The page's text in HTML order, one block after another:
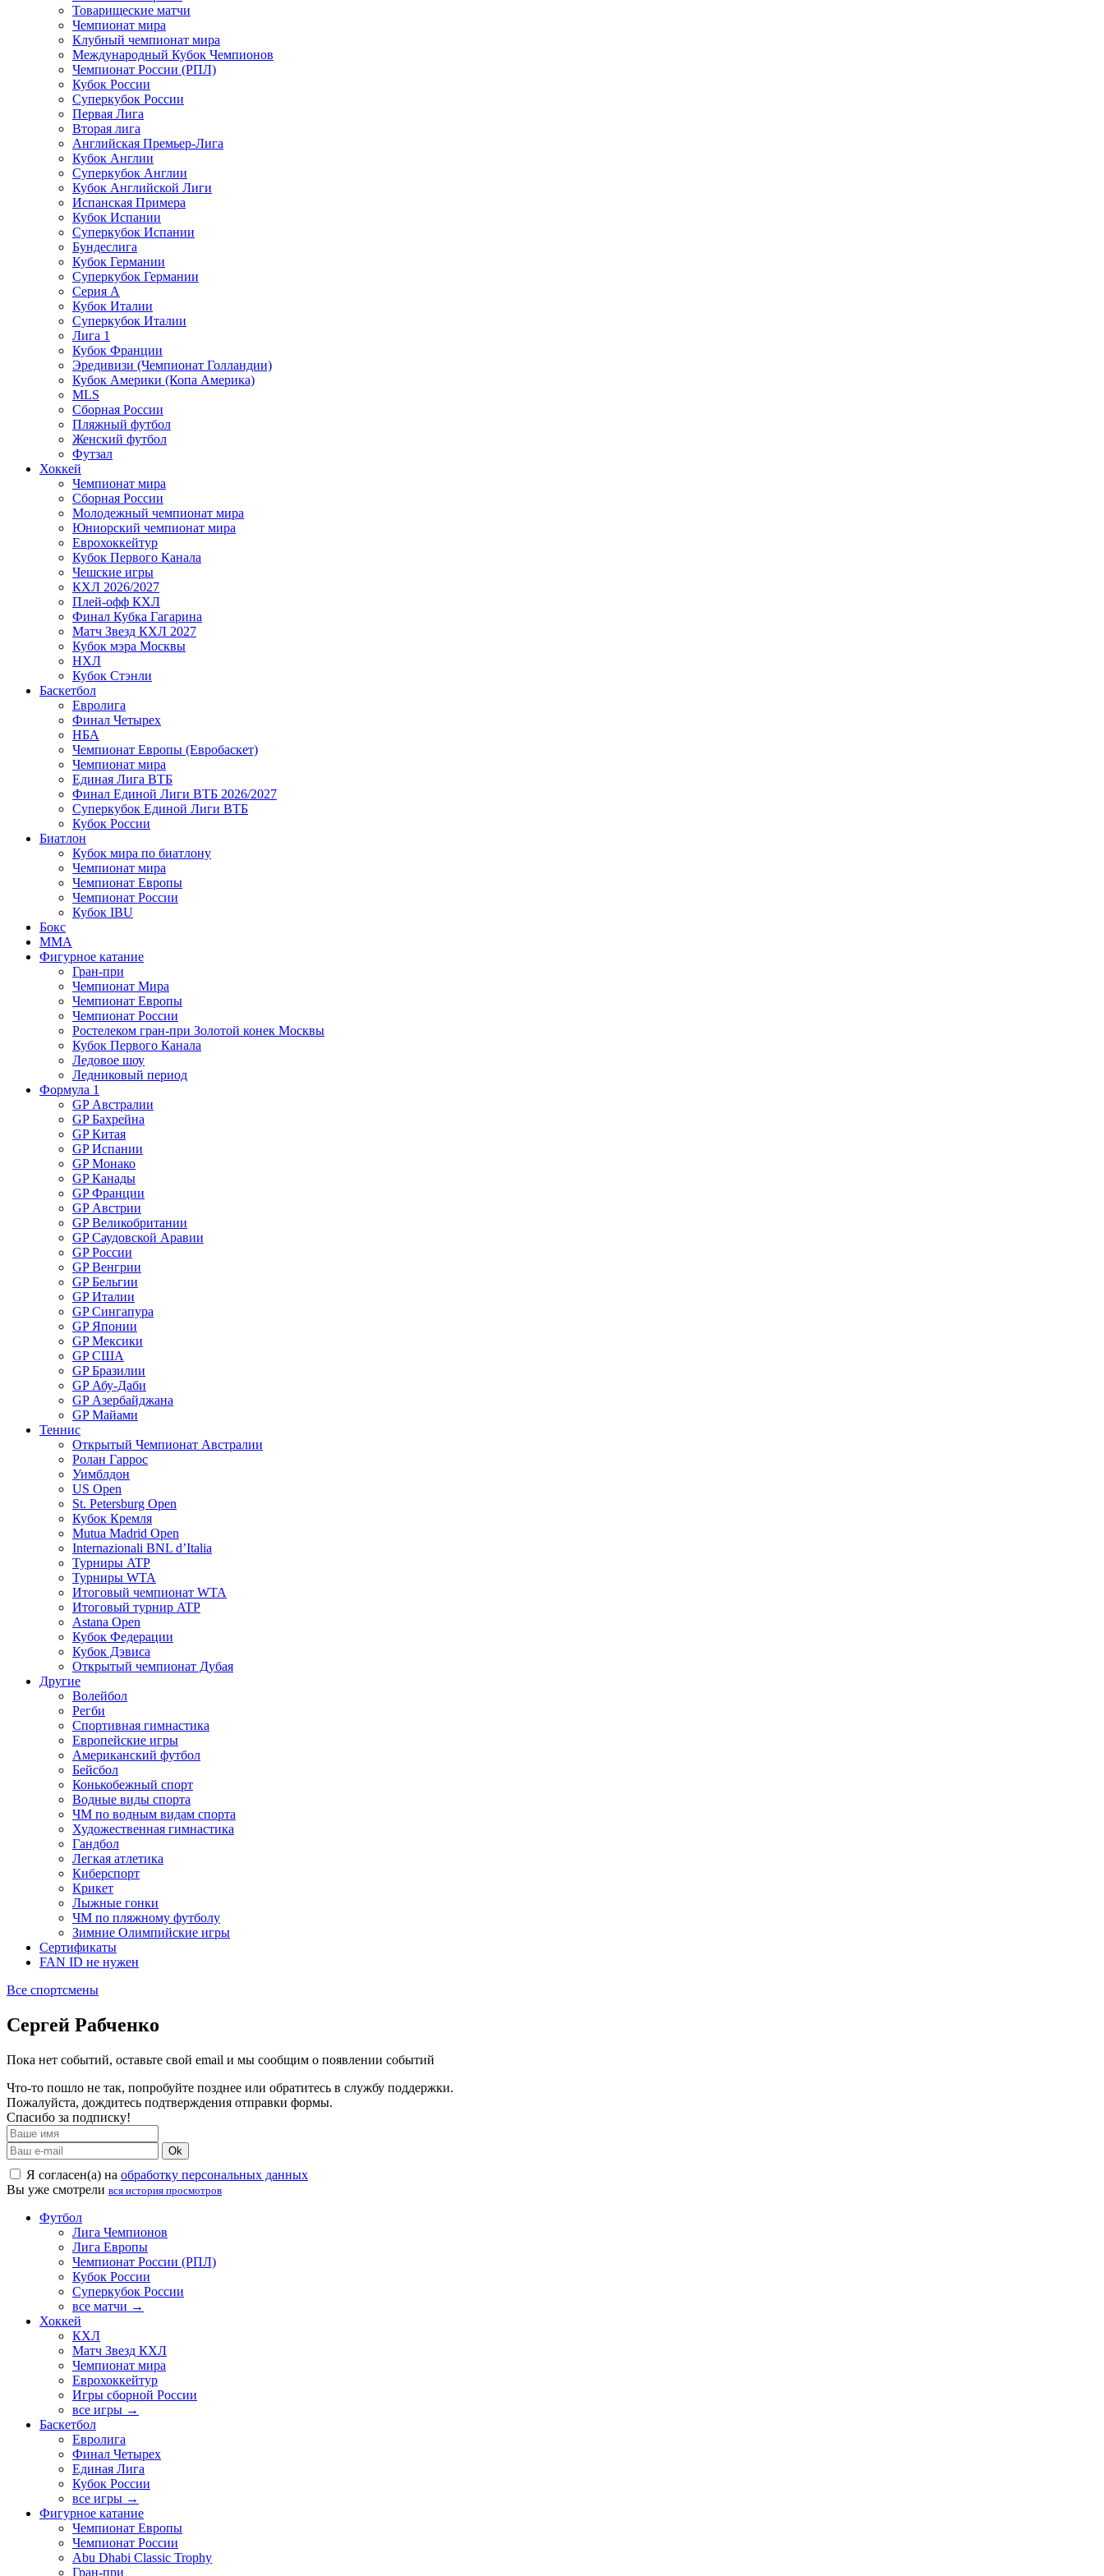
Товарищеские матчи
Чемпионат мира
Клубный чемпионат мира
Международный Кубок Чемпионов
Чемпионат России (РПЛ)
Кубок России
Суперкубок России
Первая Лига
Вторая лига
Английская Премьер-Лига
Кубок Англии
Суперкубок Англии
Кубок Английской Лиги
Испанская Примера
Кубок Испании
Суперкубок Испании
Бундеслига
Кубок Германии
Суперкубок Германии
Серия А
Кубок Италии
Суперкубок Италии
Лига 1
Кубок Франции
Эредивизи (Чемпионат Голландии)
Кубок Америки (Копа Америка)
MLS
Сборная России
Пляжный футбол
Женский футбол
Футзал
Хоккей
Чемпионат мира
Сборная России
Молодежный чемпионат мира
Юниорский чемпионат мира
Еврохоккейтур
Кубок Первого Канала
Чешские игры
КХЛ 2026/2027
Плей-офф КХЛ
Финал Кубка Гагарина
Матч Звезд КХЛ 2027
Кубок мэра Москвы
НХЛ
Кубок Стэнли
Баскетбол
Евролига
Финал Четырех
НБА
Чемпионат Европы (Евробаскет)
Чемпионат мира
Единая Лига ВТБ
Финал Единой Лиги ВТБ 2026/2027
Суперкубок Единой Лиги ВТБ
Кубок России
Биатлон
Кубок мира по биатлону
Чемпионат мира
Чемпионат Европы
Чемпионат России
Кубок IBU
Бокс
MMA
Фигурное катание
Гран-при
Чемпионат Мира
Чемпионат Европы
Чемпионат России
Ростелеком гран-при Золотой конек Москвы
Кубок Первого Канала
Ледовое шоу
Ледниковый период
Формула 1
GP Австралии
GP Бахрейна
GP Китая
GP Испании
GP Монако
GP Канады
GP Франции
GP Австрии
GP Великобритании
GP Саудовской Аравии
GP России
GP Венгрии
GP Бельгии
GP Италии
GP Сингапура
GP Японии
GP Мексики
GP США
GP Бразилии
GP Абу-Даби
GP Азербайджана
GP Майами
Теннис
Открытый Чемпионат Австралии
Ролан Гаррос
Уимблдон
US Open
St. Petersburg Open
Кубок Кремля
Mutua Madrid Open
Internazionali BNL d’Italia
Турниры ATP
Турниры WTA
Итоговый чемпионат WTA
Итоговый турнир ATP
Astana Open
Кубок Федерации
Кубок Дэвиса
Открытый чемпионат Дубая
Другие
Волейбол
Регби
Спортивная гимнастика
Европейские игры
Американский футбол
Бейсбол
Конькобежный спорт
Водные виды спорта
ЧМ по водным видам спорта
Художественная гимнастика
Гандбол
Легкая атлетика
Киберспорт
Крикет
Лыжные гонки
ЧМ по пляжному футболу
Зимние Олимпийские игры
Сертификаты
FAN ID не нужен
Все спортсмены
Сергей Рабченко
Пока нет событий, оставьте свой email и мы сообщим о появлении событий
Что-то пошло не так, попробуйте позднее или обратитесь в службу поддержки.
Пожалуйста, дождитесь подтверждения отправки формы.
Спасибо за подписку!
Ok
Я согласен(а) на обработку персональных данных
Вы уже смотрели вся история просмотров
Футбол
Лига Чемпионов
Лига Европы
Чемпионат России (РПЛ)
Кубок России
Суперкубок России
все матчи →
Хоккей
КХЛ
Матч Звезд КХЛ
Чемпионат мира
Еврохоккейтур
Игры сборной России
все игры →
Баскетбол
Евролига
Финал Четырех
Единая Лига
Кубок России
все игры →
Фигурное катание
Чемпионат Европы
Чемпионат России
Abu Dhabi Classic Trophy
Гран-при